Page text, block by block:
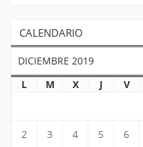
CALENDARIO
DICIEMBRE 2019
L
M X J V
2 3 4 5 6